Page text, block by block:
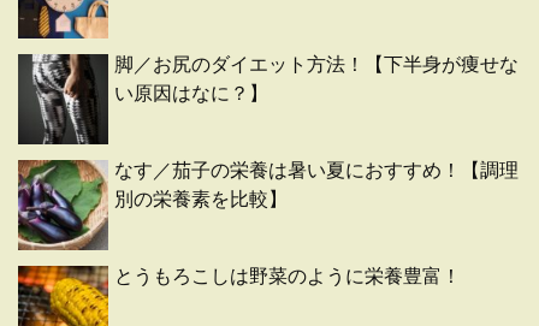
脚／お尻のダイエット方法！【下半身が痩せな
い原因はなに？】
なす／茄子の栄養は暑い夏におすすめ！【調理
別の栄養素を比較】
とうもろこしは野菜のように栄養豊富！